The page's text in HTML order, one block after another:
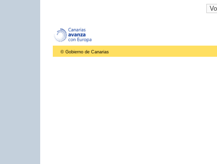
© Gobierno de Canarias